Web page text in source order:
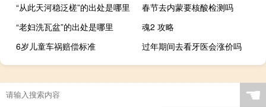
“从此天河稳泛槎”的出处是哪里
春节去内蒙要核酸检测吗
“老妇洗瓦盆”的出处是哪里
魂2 攻略
6岁儿童车祸赔偿标准
过年期间去看牙医会涨价吗
☚